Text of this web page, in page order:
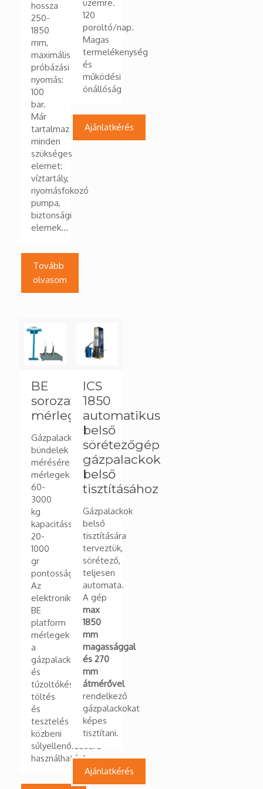
hossza
250-
1850
mm,
maximális
próbázási
nyomás:
100
bar.
Már
tartalmaz
minden
szükséges
elemet:
víztartály,
nyomásfokozó
pumpa,
biztonsági
elemek…
Tovább
olvasom
üzemre.
120
poroltó/nap.
Magas
termelékenység
és
működési
önállóság
Ajánlatkérés
BE
sorozat
mérleg
Gázpalackok,
bündelek
mérésére
mérlegek
60-
3000
kg
kapacitással,
20-
1000
gr
pontossággal.
Az
elektronikus
BE
platform
mérlegek
a
gázpalackok
és
tűzoltókészülékek
töltés
és
tesztelés
közbeni
súlyellenőrzésére
használhatóak
ICS
1850
automatikus
belső
sörétezőgép
gázpalackok
belső
tisztításához
Gázpalackok
belső
tisztítására
terveztük,
sörétező,
teljesen
automata.
A gép
max
1850
mm
magassággal
és 270
mm
átmérővel
rendelkező
gázpalackokat
képes
tisztítani.
Ajánlatkérés